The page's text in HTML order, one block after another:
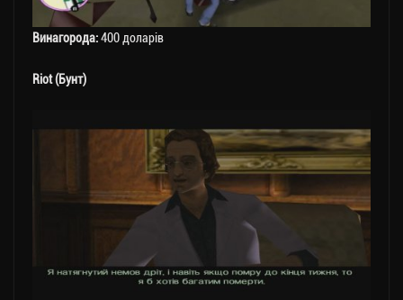
Винагорода:400 доларів
Riot (Бунт)